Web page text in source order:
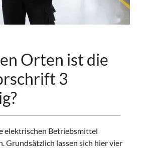
Orten ist die
3
elektrischen Betriebsmittel
Grundsätzlich lassen sich hier vier